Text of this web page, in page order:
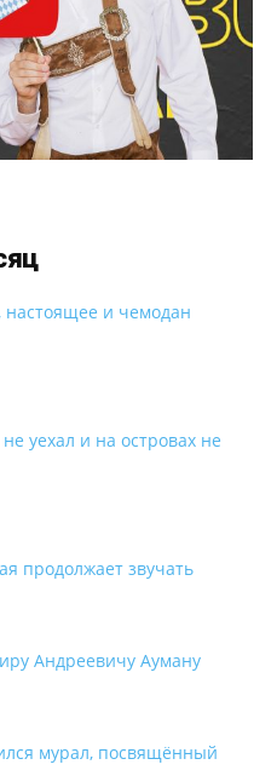
и чемодан
уехал и на островах не
продолжает звучать
Андреевичу Ауману
мурал, посвящённый